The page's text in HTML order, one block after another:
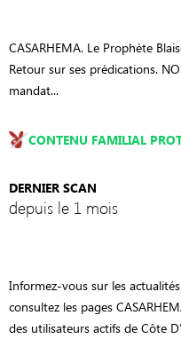
CASARHEMA. Le Prophète
Retour sur ses prédications.​
mandat...
CONTENU FAMILIAL
DERNIER SCAN
depuis le 1 mois
Informez-vous sur les
consultez les pages
des utilisateurs actifs de Côte